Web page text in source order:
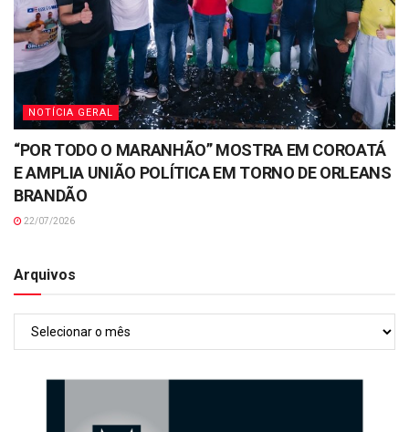
NOTÍCIA GERAL
“POR TODO O MARANHÃO” MOSTRA EM COROATÁ
E AMPLIA UNIÃO POLÍTICA EM TORNO DE ORLEANS
BRANDÃO
22/07/2026
Arquivos
Arquivos